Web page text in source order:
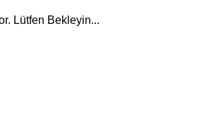
Lütfen Bekleyin...